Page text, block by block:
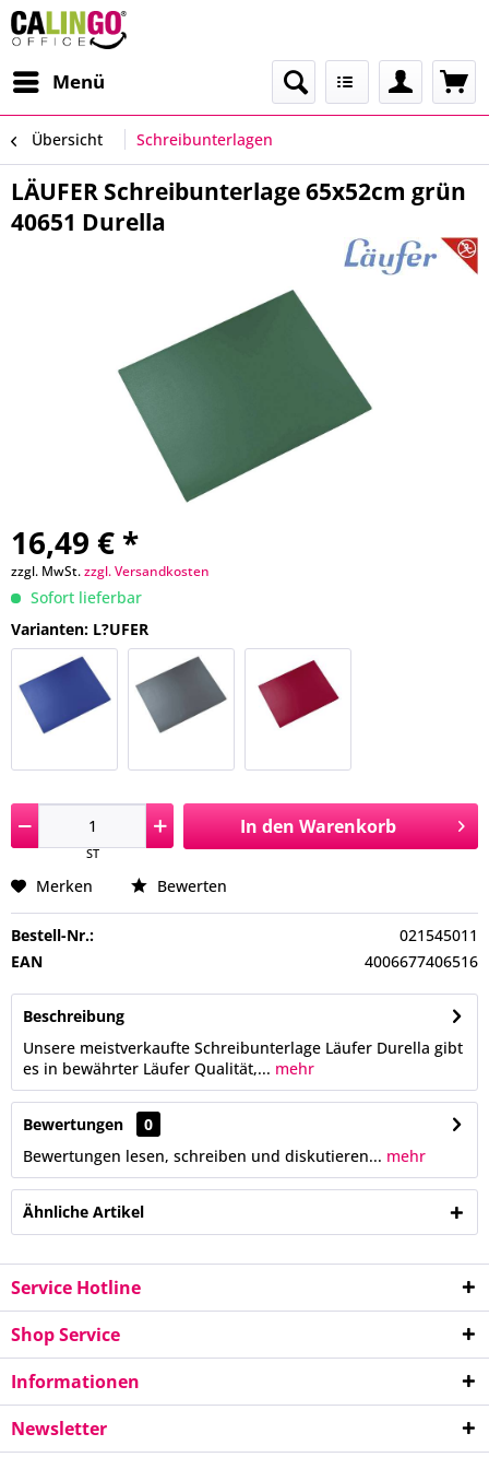
Menü
Übersicht Schreibunterlagen
LÄUFER Schreibunterlage 65x52cm grün
40651 Durella
16,49 € *
zzgl. MwSt.zzgl. Versandkosten
Sofort lieferbar
Varianten: L?UFER
ST
In den Warenkorb
Merken Bewerten
Bestell-Nr.:
021545011
EAN
4006677406516
Beschreibung
Unsere meistverkaufte Schreibunterlage Läufer Durella gibt
es in bewährter Läufer Qualität,... mehr
Bewertungen
0
Bewertungen lesen, schreiben und diskutieren... mehr
Ähnliche Artikel
Service Hotline
Shop Service
Informationen
Newsletter